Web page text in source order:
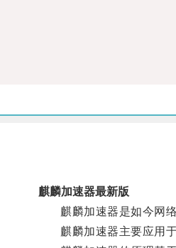
麒麟加速器最新版
麒麟加速器是如今网络
麒麟加速器主要应用于